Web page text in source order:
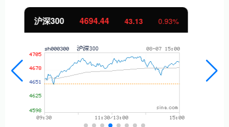
北证50 1134.24 11.37 1.01%